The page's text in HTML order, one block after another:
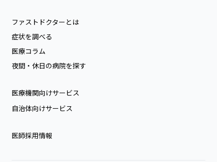
ファストドクターとは
症状を調べる
医療コラム
夜間・休日の病院を探す
医療機関向けサービス
自治体向けサービス
医師採用情報